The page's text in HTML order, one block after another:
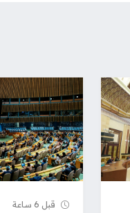
قبل 6 ساعة